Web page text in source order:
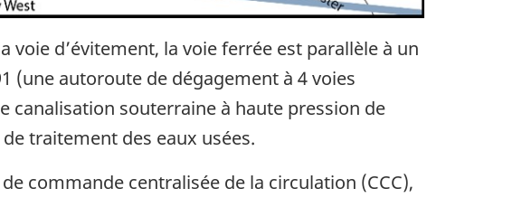
voie d’évitement, la voie ferrée est parallèle à un
autoroute de dégagement à 4 voies
canalisation souterraine à haute pression de
traitement des eaux usées.
commande centralisée de la circulation (CCC),